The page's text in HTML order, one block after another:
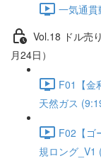
一気通
Vol.18 ドル売
月24日）
F01【金
天然ガス
F02【ゴ
規ロング_V1